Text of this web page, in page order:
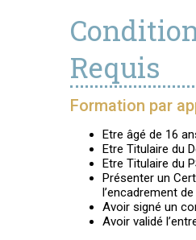
Requis
Formation par
Etre âgé de 16
Etre Titulaire du
Etre Titulaire du
Présenter un
l’encadrement
Avoir signé un
Avoir validé